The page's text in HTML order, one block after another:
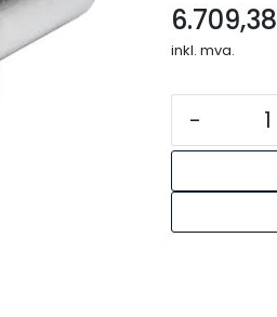
6.709,38
inkl. mva.
-